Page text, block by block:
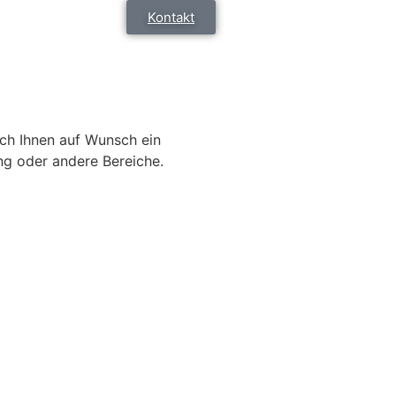
Kontakt
Ihnen auf Wunsch ein
oder andere Bereiche.